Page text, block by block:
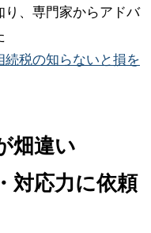
り、専門家からアドバ
税の知らないと損を
畑違い
対応力に依頼